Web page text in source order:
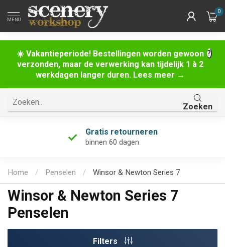
☀️ Vakantieperiode! Bestellingen worden gewoon
verzonden, maar de verwerking kan tijdelijk 1 à 2
werkdagen langer duren. Lees meer →
MENU
0
Zoeken
Gratis retourneren
binnen 60 dagen
Home / Penselen / Winsor & Newton Series 7
Winsor & Newton Series 7
Penselen
Filters